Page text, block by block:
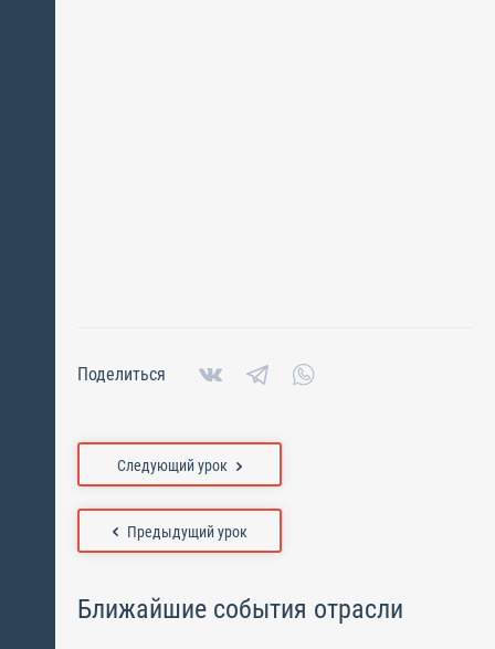
Поделиться
Предыдущий урок
Следующий урок
Ближайшие события отрасли